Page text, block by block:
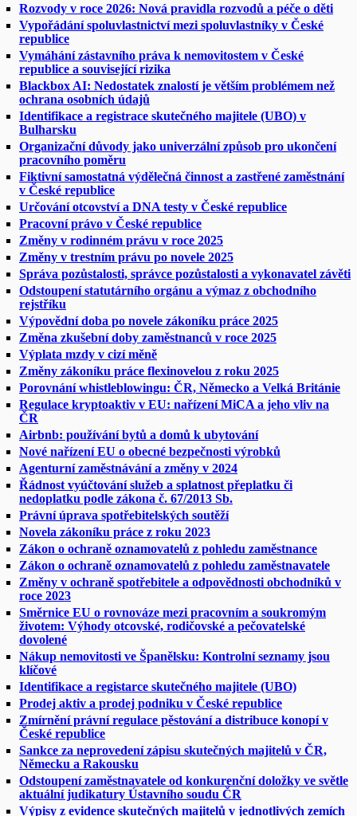
Rozvody v roce 2026: Nová pravidla rozvodů a péče o děti
Vypořádání spoluvlastnictví mezi spoluvlastníky v České
republice
Vymáhání zástavního práva k nemovitostem v České
republice a související rizika
Blackbox AI: Nedostatek znalostí je větším problémem než
ochrana osobních údajů
Identifikace a registrace skutečného majitele (UBO) v
Bulharsku
Organizační důvody jako univerzální způsob pro ukončení
pracovního poměru
Fiktivní samostatná výdělečná činnost a zastřené zaměstnání
v České republice
Určování otcovství a DNA testy v České republice
Pracovní právo v České republice
Změny v rodinném právu v roce 2025
Změny v trestním právu po novele 2025
Správa pozůstalosti, správce pozůstalosti a vykonavatel závěti
Odstoupení statutárního orgánu a výmaz z obchodního
rejstříku
Výpovědní doba po novele zákoníku práce 2025
Změna zkušební doby zaměstnanců v roce 2025
Výplata mzdy v cizí měně
Změny zákoníku práce flexinovelou z roku 2025
Porovnání whistleblowingu: ČR, Německo a Velká Británie
Regulace kryptoaktiv v EU: nařízení MiCA a jeho vliv na
ČR
Airbnb: používání bytů a domů k ubytování
Nové nařízení EU o obecné bezpečnosti výrobků
Agenturní zaměstnávání a změny v 2024
Řádnost vyúčtování služeb a splatnost přeplatku či
nedoplatku podle zákona č. 67/2013 Sb.
Právní úprava spotřebitelských soutěží
Novela zákoníku práce z roku 2023
Zákon o ochraně oznamovatelů z pohledu zaměstnance
Zákon o ochraně oznamovatelů z pohledu zaměstnavatele
Změny v ochraně spotřebitele a odpovědnosti obchodníků v
roce 2023
Směrnice EU o rovnováze mezi pracovním a soukromým
životem: Výhody otcovské, rodičovské a pečovatelské
dovolené
Nákup nemovitosti ve Španělsku: Kontrolní seznamy jsou
klíčové
Identifikace a registarce skutečného majitele (UBO)
Prodej aktiv a prodej podniku v České republice
Zmírnění právní regulace pěstování a distribuce konopí v
České republice
Sankce za neprovedení zápisu skutečných majitelů v ČR,
Německu a Rakousku
Odstoupení zaměstnavatele od konkurenční doložky ve světle
aktuální judikatury Ústavního soudu ČR
Výpisy z evidence skutečných majitelů v jednotlivých zemích